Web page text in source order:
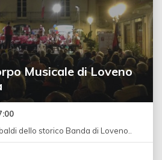
Musicale di Loveno
dello storico Banda di Loveno..